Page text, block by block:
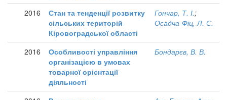
2016
Стан та тенденції розвитку
сільських територій
Кіровоградської області
Гончар, Т. І.;
Осадча-Фіц, Л. С.
2016
Особливості управління
організацією в умовах
товарної орієнтації
діяльності
Бондарєв, В. В.